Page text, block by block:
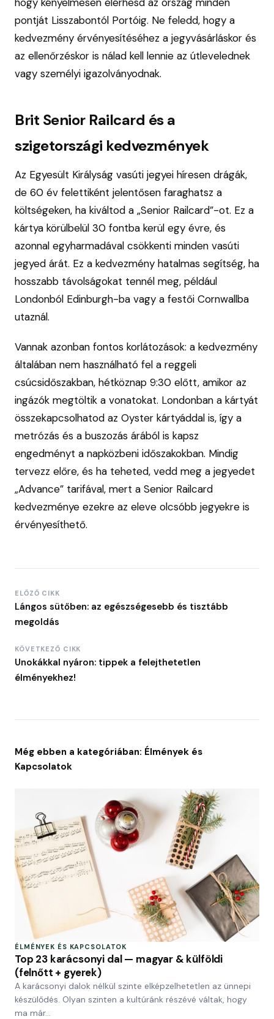
pontját Lisszabontól Portóig. Ne feledd, hogy a
kedvezmény érvényesítéséhez a jegyvásárláskor és
az ellenőrzéskor is nálad kell lennie az útlevelednek
vagy személyi igazolványodnak.
Brit Senior Railcard és a
szigetországi kedvezmények
Az Egyesült Királyság vasúti jegyei híresen drágák,
de 60 év felettiként jelentősen faraghatsz a
költségeken, ha kiváltod a „Senior Railcard”-ot. Ez a
kártya körülbelül 30 fontba kerül egy évre, és
azonnal egyharmadával csökkenti minden vasúti
jegyed árát. Ez a kedvezmény hatalmas segítség, ha
hosszabb távolságokat tennél meg, például
Londonból Edinburgh-ba vagy a festői Cornwallba
utaznál.
Vannak azonban fontos korlátozások: a kedvezmény
általában nem használható fel a reggeli
csúcsidőszakban, hétköznap 9:30 előtt, amikor az
ingázók megtöltik a vonatokat. Londonban a kártyát
összekapcsolhatod az Oyster kártyáddal is, így a
metrózás és a buszozás árából is kapsz
engedményt a napközbeni időszakokban. Mindig
tervezz előre, és ha teheted, vedd meg a jegyedet
„Advance” tarifával, mert a Senior Railcard
kedvezménye ezekre az eleve olcsóbb jegyekre is
érvényesíthető.
ELŐZŐ CIKK
Lángos sütőben: az egészségesebb és tisztább
megoldás
KÖVETKEZŐ CIKK
Unokákkal nyáron: tippek a felejthetetlen
élményekhez!
Még ebben a kategóriában: Élmények és
Kapcsolatok
ÉLMÉNYEK ÉS KAPCSOLATOK
Top 23 karácsonyi dal — magyar & külföldi
(felnőtt + gyerek)
A karácsonyi dalok nélkül szinte elképzelhetetlen az ünnepi
készülődés. Olyan szinten a kultúránk részévé váltak, hogy
ma már…